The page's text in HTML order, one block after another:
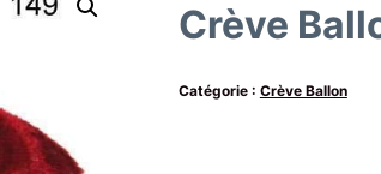
Crève
Catégorie : Crève Ballon